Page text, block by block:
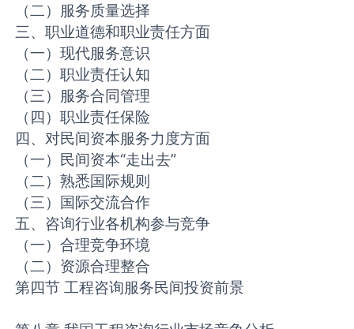
（二）服务质量选择
三、职业道德和职业责任方面
（一）现代服务意识
（二）职业责任认知
（三）服务合同管理
（四）职业责任保险
四、对民间资本服务力度方面
（一）民间资本“走出去”
（二）熟悉国际规则
（三）国际交流合作
五、咨询行业各机构参与竞争
（一）合理竞争环境
（二）资源合理整合
第四节 工程咨询服务民间投资前景